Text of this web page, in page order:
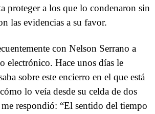
proteger a los que lo condenaron sin
las evidencias a su favor.
con Nelson Serrano a
electrónico. Hace unos días le
sobre este encierro en el que está
lo veía desde su celda de dos
respondió: “El sentido del tiempo